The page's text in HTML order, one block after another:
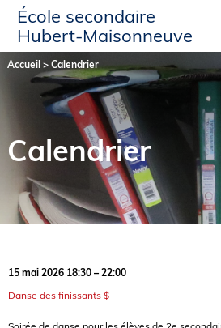
École secondaire
Hubert‑Maisonneuve
Accueil> Calendrier
Calendrier
15 mai 2026 18:30 – 22:00
Danse des finissants $